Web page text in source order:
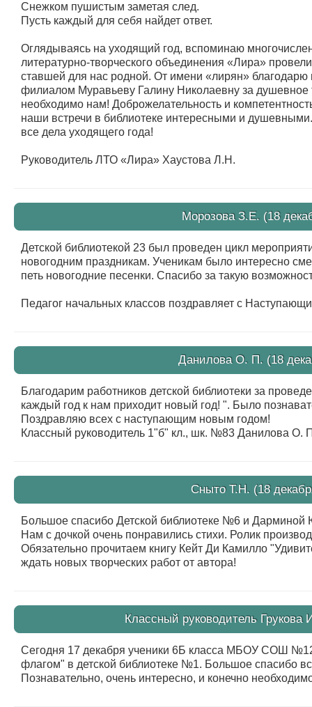
Снежком пушистым заметая след.
Пусть каждый для себя найдет ответ.
Оглядываясь на уходящий год, вспоминаю
литературно-творческого объединения «Лира»
ставшей для нас родной. От имени «лирян»
филиалом Муравьеву Галину Николаевну за
необходимо нам! Доброжелательность и
наши встречи в библиотеке интересными и
все дела уходящего года!
Руководитель ЛТО «Лира» Хаустова Л.Н.
Морозова З.Е. (18
Детской библиотекой 23 был проведен цикл
новогодним праздникам. Ученикам было интересно
петь новогодние песенки. Спасибо за такую
Педагог начальных классов поздравляет с
Данилова О. П. (18
Благодарим работников детской библиотеки за
каждый год к нам приходит новый год! ". Было
Поздравляю всех с наступающим новым годом!
Классный руководитель 1"б" кл., шк. №83 Данилова О.
Сныто Т.Н. (18
Большое спасибо Детской библиотеке №6 и
Нам с дочкой очень понравились стихи. Ролик
Обязательно прочитаем книгу Кейт Ди Камилло
ждать новых творческих работ от автора!
Классный руководитель Грукова
Сегодня 17 декабря ученики 6Б класса МБОУ СОШ
флагом" в детской библиотеке №1. Большое спасибо
Познавательно, очень интересно, и конечно